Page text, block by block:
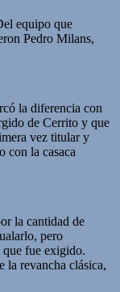
equipo que
Pedro Milans,
la diferencia con
de Cerrito y que
vez titular y
con la casaca
la cantidad de
pero
que fue exigido.
la revancha clásica,